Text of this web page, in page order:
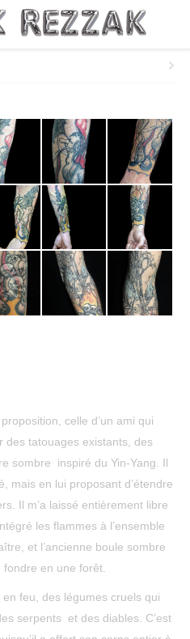
celle d’un ami qui
des tatouages existants, des
sombre inspiré du Yin-Yang. Il
mais en lui proposant d’étendre
Il m’a laissé entièrement libre
les flammes à l’ensemble
et l’ancienne boule sombre
fondre en une forêt.
feu, des légumes cruels qui
serpents et des diables. C’est